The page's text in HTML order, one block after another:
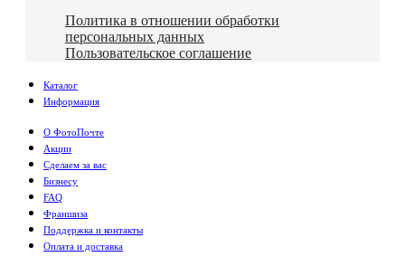
Политика в отношении обработки
персональных данных
Пользовательское соглашение
Каталог
Информация
О ФотоПочте
Акции
Сделаем за вас
Бизнесу
FAQ
Франшиза
Поддержка и контакты
Оплата и доставка